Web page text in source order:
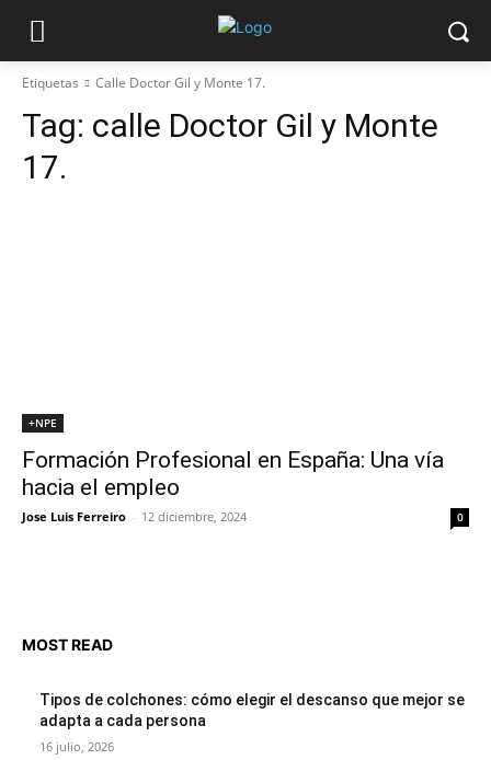
Etiquetas Calle Doctor Gil y Monte 17.
Tag: calle Doctor Gil y Monte
17.
+NPE
Formación Profesional en España: Una vía
hacia el empleo
Jose Luis Ferreiro - 12 diciembre, 2024 0
MOST READ
Tipos de colchones: cómo elegir el descanso que mejor se
adapta a cada persona
16 julio, 2026